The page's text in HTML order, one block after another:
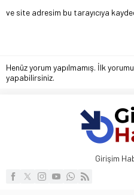
ve site adresim bu tarayıcıya
Henüz yorum yapılmamış. İlk
yapabilirsiniz.
Girişim